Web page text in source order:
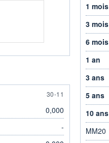
30 NOVEMBER
30-11
0,000
-
1 mois
3 mois
6 mois
1 an
3 ans
5 ans
10 ans
MM20